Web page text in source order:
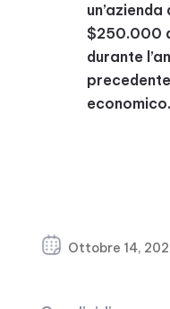
$250.000
durante
economico.
Ottobre 14,